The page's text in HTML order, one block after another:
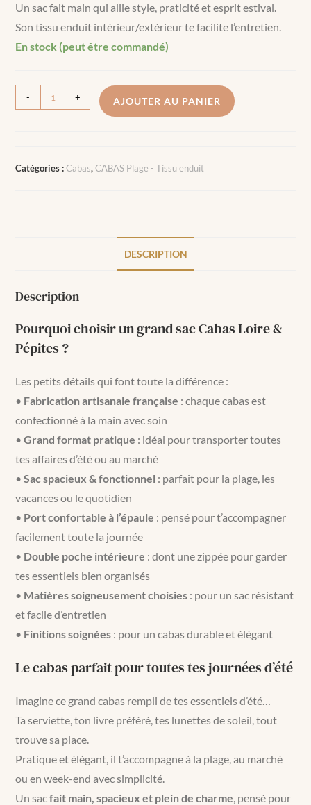
Un sac fait main qui allie style, praticité et esprit estival.
Son tissu enduit intérieur/extérieur te facilite l’entretien.
En stock (peut être commandé)
- + AJOUTER AU PANIER
Catégories :Cabas,CABAS Plage - Tissu enduit
DESCRIPTION
Description
Pourquoi choisir un grand sac Cabas Loire &
Pépites ?
Les petits détails qui font toute la différence :
• Fabrication artisanale française : chaque cabas est
confectionné à la main avec soin
•Grand format pratique : idéal pour transporter toutes
tes affaires d’été ou au marché
•Sac spacieux & fonctionnel : parfait pour la plage, les
vacances ou le quotidien
• Port confortable à l’épaule : pensé pour t’accompagner
facilement toute la journée
• Double poche intérieure : dont une zippée pour garder
tes essentiels bien organisés
• Matières soigneusement choisies : pour un sac résistant
et facile d’entretien
• Finitions soignées : pour un cabas durable et élégant
Le cabas parfait pour toutes tes journées d’été
Imagine ce grand cabas rempli de tes essentiels d’été…
Ta serviette, ton livre préféré, tes lunettes de soleil, tout
trouve sa place.
Pratique et élégant, il t’accompagne à la plage, au marché
ou en week-end avec simplicité.
Un sacfait main, spacieux et plein de charme, pensé pour